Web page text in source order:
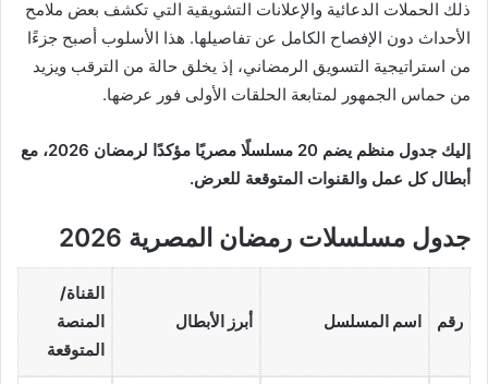
ذلك الحملات الدعائية والإعلانات التشويقية التي تكشف بعض ملامح
الأحداث دون الإفصاح الكامل عن تفاصيلها. هذا الأسلوب أصبح جزءًا
من استراتيجية التسويق الرمضاني، إذ يخلق حالة من الترقب ويزيد
من حماس الجمهور لمتابعة الحلقات الأولى فور عرضها.
إليك جدول منظم يضم 20 مسلسلًا مصريًا مؤكدًا لرمضان 2026، مع
أبطال كل عمل والقنوات المتوقعة للعرض.
جدول مسلسلات رمضان المصرية 2026
رقم اسم المسلسل أبرز الأبطال
القناة/
المنصة
المتوقعة